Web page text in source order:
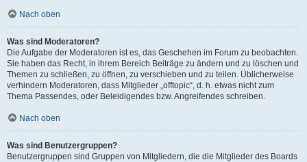
Nach oben
Was sind Moderatoren?
Die Aufgabe der Moderatoren ist es, das Geschehen im Forum zu beobachten.
Sie haben das Recht, in ihrem Bereich Beiträge zu ändern und zu löschen und
Themen zu schließen, zu öffnen, zu verschieben und zu teilen. Üblicherweise
verhindern Moderatoren, dass Mitglieder „offtopic“, d. h. etwas nicht zum
Thema Passendes, oder Beleidigendes bzw. Angreifendes schreiben.
Nach oben
Was sind Benutzergruppen?
Benutzergruppen sind Gruppen von Mitgliedern, die die Mitglieder des Boards